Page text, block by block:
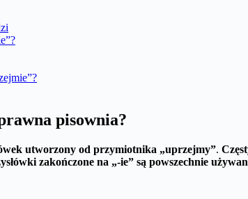
pisownia?
utworzony od przymiotnika „uprzejmy”.
zakończone na „-ie” są powszechnie